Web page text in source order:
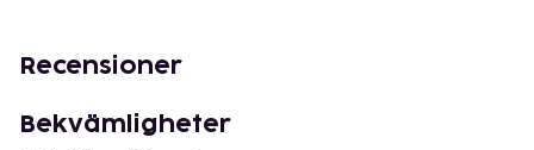
Recensioner
Bekvämligheter